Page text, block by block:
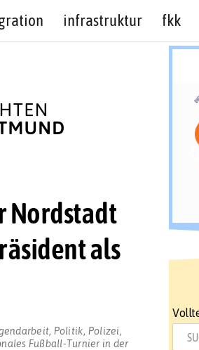
infrastruktur fkk
Nordstadt
als
Politik Polizei
Fußball-Turnier in der